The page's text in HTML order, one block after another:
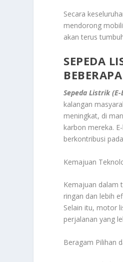
Secara
mendorong
akan terus
SEPEDA
Sepeda Listrik
kalangan
meningkat, di
karbon mereka.
berkontribusi
Kemajuan
Kemajuan dalam
ringan dan lebih
Selain itu, motor
perjalanan yang
Beragam Pilihan